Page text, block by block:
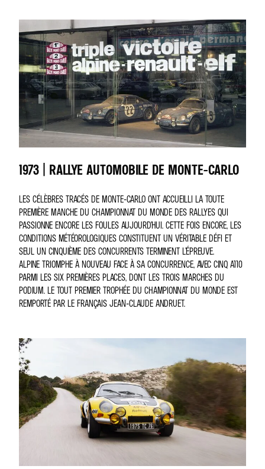
1973 | RALLYE AUTOMOBILE DE MONTE-CARLO
LES CÉLÈBRES TRACÉS DE MONTE-CARLO ONT ACCUEILLI LA TOUTE
PREMIÈRE MANCHE DU CHAMPIONNAT DU MONDE DES RALLYES QUI
PASSIONNE ENCORE LES FOULES AUJOURD’HUI. CETTE FOIS ENCORE, LES
CONDITIONS MÉTÉOROLOGIQUES CONSTITUENT UN VÉRITABLE DÉFI ET
SEUL UN CINQUIÈME DES CONCURRENTS TERMINENT L’ÉPREUVE.
ALPINE TRIOMPHE À NOUVEAU FACE À SA CONCURRENCE, AVEC CINQ A110
PARMI LES SIX PREMIÈRES PLACES, DONT LES TROIS MARCHES DU
PODIUM. LE TOUT PREMIER TROPHÉE DU CHAMPIONNAT DU MONDE EST
REMPORTÉ PAR LE FRANÇAIS JEAN-CLAUDE ANDRUET.